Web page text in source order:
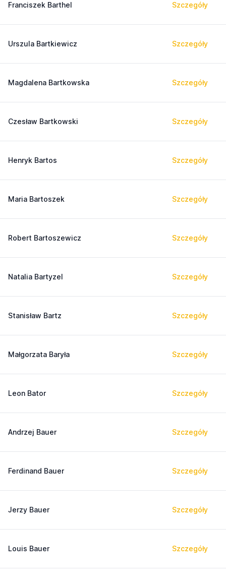
Franciszek Barthel Szczegóły
Urszula Bartkiewicz Szczegóły
Magdalena Bartkowska Szczegóły
Czesław Bartkowski Szczegóły
Henryk Bartos Szczegóły
Maria Bartoszek Szczegóły
Robert Bartoszewicz Szczegóły
Natalia Bartyzel Szczegóły
Stanisław Bartz Szczegóły
Małgorzata Baryła Szczegóły
Leon Bator Szczegóły
Andrzej Bauer Szczegóły
Ferdinand Bauer Szczegóły
Jerzy Bauer Szczegóły
Louis Bauer Szczegóły